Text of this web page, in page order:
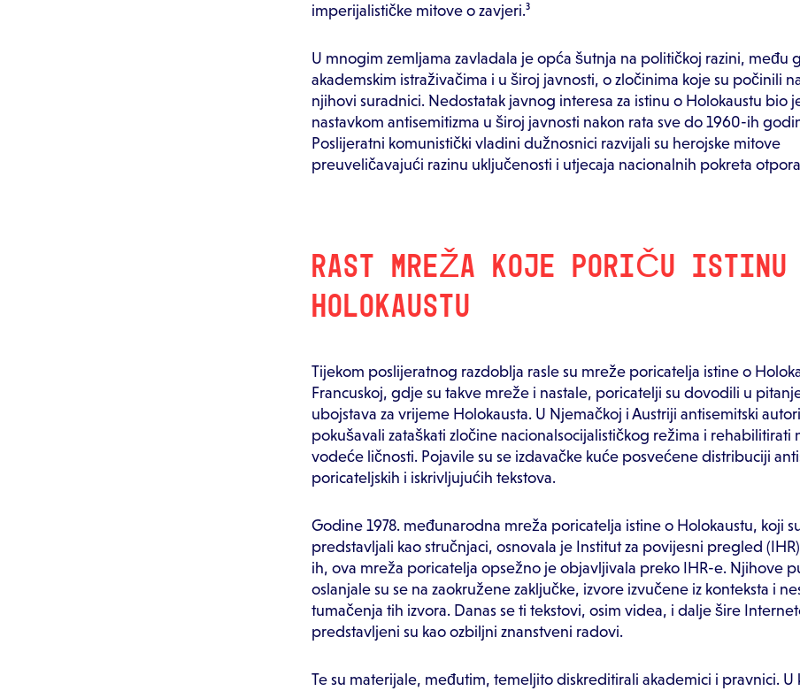
imperijalističke mitove o zavjeri.³
U mnogim zemljama zavladala je opća šutnja na političkoj razini, među
akademskim istraživačima i u široj javnosti, o zločinima koje su počinili
njihovi suradnici. Nedostatak javnog interesa za istinu o Holokaustu bio
nastavkom antisemitizma u široj javnosti nakon rata sve do 1960-ih
Poslijeratni komunistički vladini dužnosnici razvijali su herojske mitove
preuveličavajući razinu uključenosti i utjecaja nacionalnih pokreta
RAST MREŽA KOJE PORIČU ISTINU
HOLOKAUSTU
Tijekom poslijeratnog razdoblja rasle su mreže poricatelja istine o
Francuskoj, gdje su takve mreže i nastale, poricatelji su dovodili u
ubojstava za vrijeme Holokausta. U Njemačkoj i Austriji antisemitski
pokušavali zataškati zločine nacionalsocijalističkog režima i rehabilitirati
vodeće ličnosti. Pojavile su se izdavačke kuće posvećene distribuciji
poricateljskih i iskrivljujućih tekstova.
Godine 1978. međunarodna mreža poricatelja istine o Holokaustu, koji
predstavljali kao stručnjaci, osnovala je Institut za povijesni pregled
ih, ova mreža poricatelja opsežno je objavljivala preko IHR-e. Njihove
oslanjale su se na zaokružene zaključke, izvore izvučene iz konteksta i
tumačenja tih izvora. Danas se ti tekstovi, osim videa, i dalje šire
predstavljeni su kao ozbiljni znanstveni radovi.
Te su materijale, međutim, temeljito diskreditirali akademici i pravnici. U